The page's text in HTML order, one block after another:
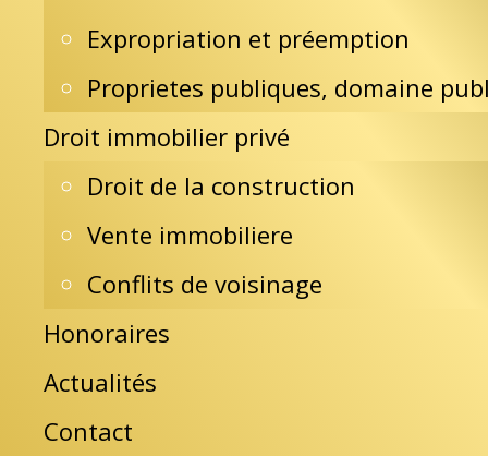
Expropriation et préemption
Proprietes publiques, domaine
Droit immobilier privé
Droit de la construction
Vente immobiliere
Conflits de voisinage
Honoraires
Actualités
Contact
Avocat au Barreau de Grenoble (38000)
04 82 29 39 46
38000 Grenoble
HORAIRES
de 9h à 12h et de 14h à 18h
Contactez le cabinet